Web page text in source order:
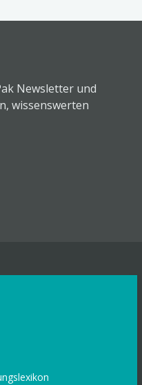
Newsletter und
wissenswerten